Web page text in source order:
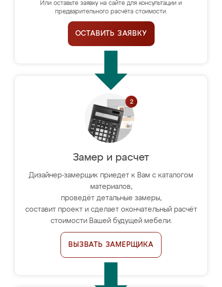
Или оставьте заявку на сайте для консультации и
предварительного расчёта стоимости.
ОСТАВИТЬ ЗАЯВКУ
Замер и расчет
Дизайнер-замерщик приедет к Вам с каталогом
материалов,
проведёт детальные замеры,
составит проект и сделает окончательный расчёт
стоимости Вашей будущей мебели.
ВЫЗВАТЬ ЗАМЕРЩИКА